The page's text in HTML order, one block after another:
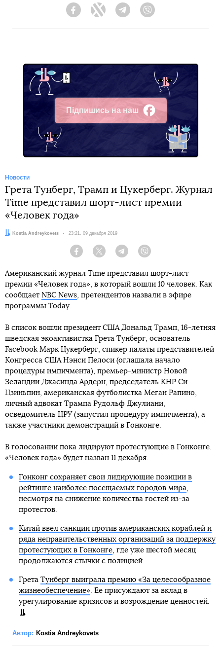
FacebookTwitter Telegram
Підпишись на наш
Facebook
Новости
Грета Тунберг, Трамп и Цукерберг. Журнал
Time представил шорт-лист премии
«Человек года»
Автор:Kostia Andreykovets Дата:
23:21, 09 декабря 2019
Facebook Twitter Telegram
Американский журнал Time представил шорт-лист
премии «Человек года», в который вошли 10 человек. Как
сообщает NBC News, претендентов назвали в эфире
программы Today.
В список вошли президент США Дональд Трамп, 16-летняя
шведская экоактивистка Грета Тунберг, основатель
Facebook Марк Цукерберг, спикер палаты представителей
Конгресса США Нэнси Пелоси (оглашала начало
процедуры импичмента), премьер-министр Новой
Зеландии Джасинда Ардерн, председатель КНР Си
Цзиньпин, американская футболистка Меган Рапино,
личный адвокат Трампа Рудольф Джулиани,
осведомитель ЦРУ (запустил процедуру импичмента), а
также участники демонстраций в Гонконге.
В голосовании пока лидируют протестующие в Гонконге.
«Человек года» будет назван 11 декабря.
Гонконг сохраняет свои лидирующие позиции в
рейтинге наиболее посещаемых городов мира,
несмотря на снижение количества гостей из-за
протестов.
Китай ввел санкции против американских кораблей и
ряда неправительственных организаций за поддержку
протестующих в Гонконге, где уже шестой месяц
продолжаются стычки с полицией.
Грета Тунберг выиграла премию «За целесообразное
жизнеобеспечение». Ее присуждают за вклад в
урегулирование кризисов и возрождение ценностей.
Автор: Kostia Andreykovets